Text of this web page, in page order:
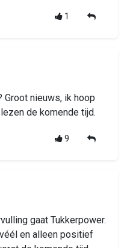
1
Groot nieuws, ik hoop
de komende tijd.
9
gaat Tukkerpower.
en alleen positief